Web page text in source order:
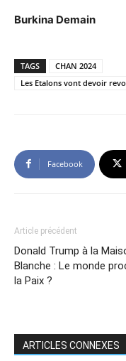
Burkina Demain
TAGS
CHAN 2024
Les Etalons vont devoir
Facebook
Article précédent
Donald Trump à la
Blanche : Le monde
la Paix ?
ARTICLES CONNEXES